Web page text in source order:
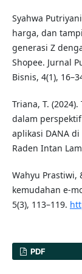
Syahwa
harga, dan
generasi Z
Shopee. Jurnal
Bisnis, 4(1),
Triana, T.
dalam
aplikasi DANA
Raden Intan
Wahyu Prastiwi,
kemudahan e-
5(3), 113–119.
PDF